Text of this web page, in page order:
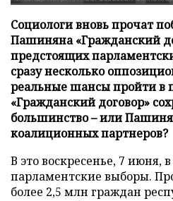
Социологи вновь прочат
Пашиняна «Гражданский
предстоящих
сразу несколько
реальные шансы пройти в
«Гражданский договор»
большинство – или
коалиционных партнеров?
В это воскресенье, 7 июня,
парламентские выборы.
более 2,5 млн граждан